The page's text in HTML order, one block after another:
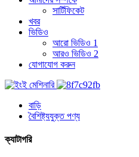
সার্টিফিকেট
খবর
ভিডিও
আরো ভিডিও 1
আরও ভিডিও 2
যোগাযোগ করুন
বাড়ি
বৈশিষ্ট্যযুক্ত পণ্য
ক্যাটাগরি